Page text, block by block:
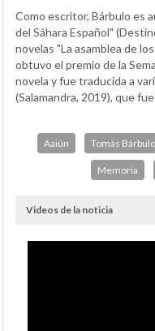
Como escritor, Bárbulo es
del Sáhara Español"
novelas "La asamblea de
obtuvo el premio de la
novela y fue traducida a
(Salamandra, 2019), que
Aaiún Tomás Bárbulo
Memoria
Videos de la noticia